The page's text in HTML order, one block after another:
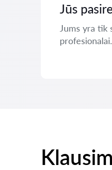
Jūs
Jums yra tik
profesionalai.